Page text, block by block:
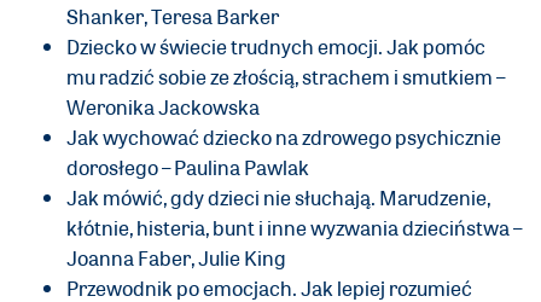
Shanker, Teresa Barker
Dziecko w świecie trudnych emocji. Jak pomóc
mu radzić sobie ze złością, strachem i smutkiem –
Weronika Jackowska
Jak wychować dziecko na zdrowego psychicznie
dorosłego – Paulina Pawlak
Jak mówić, gdy dzieci nie słuchają. Marudzenie,
kłótnie, histeria, bunt i inne wyzwania dzieciństwa –
Joanna Faber, Julie King
Przewodnik po emocjach. Jak lepiej rozumieć